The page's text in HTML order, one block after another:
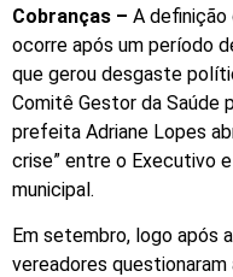
Cobranças – A
ocorre após um período
que gerou desgaste
Comitê Gestor da Saúde
prefeita Adriane Lopes
crise” entre o Executivo
municipal.
Em setembro, logo após
vereadores questionaram